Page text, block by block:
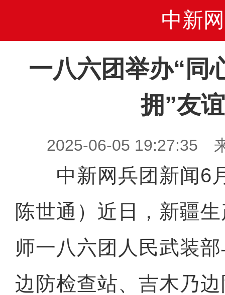
中新网
一八六团举办“同
拥”友
2025-06-05 19:27:35
中新网兵团新闻6
陈世通）近日，新疆
师一八六团人民武装
边防检查站、吉木乃